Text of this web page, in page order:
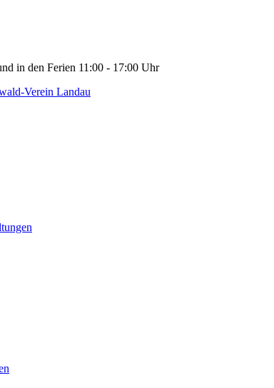
in den Ferien 11:00 - 17:00 Uhr